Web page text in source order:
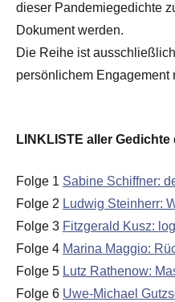
dieser Pandemiegedichte
Dokument werden.
Die Reihe ist
persönlichem Engagement
LINKLISTE aller Gedichte
Folge 1 Sabine Schiffner:
Folge 2 Ludwig Steinherr:
Folge 3 Fitzgerald Kusz:
Folge 4 Marina Maggio:
Folge 5 Lutz Rathenow:
Folge 6 Uwe-Michael